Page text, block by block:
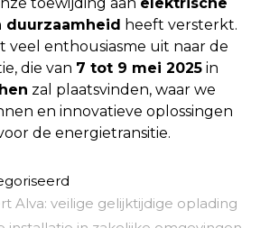
heeft versterkt.
veel enthousiasme uit naar de
die van 7 tot 9 mei 2025 in
zal plaatsvinden, waar we
en innovatieve oplossingen
de energietransitie.
Alva: veilige gelijktijdige oplading